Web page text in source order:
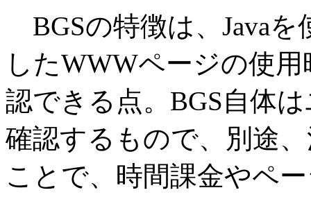
BGSの特徴は、Java
したWWWページの使
認できる点。BGS自体
確認するもので、別途
ことで、時間課金やペ